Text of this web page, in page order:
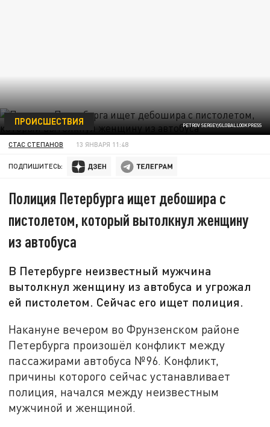
PETROV SERGEY/GLOBALLOOKPRESS
ПРОИСШЕСТВИЯ
СТАС СТЕПАНОВ 13 ЯНВАРЯ 11:48
ПОДПИШИТЕСЬ:
Полиция Петербурга ищет дебошира с
пистолетом, который вытолкнул женщину
из автобуса
В Петербурге неизвестный мужчина
вытолкнул женщину из автобуса и угрожал
ей пистолетом. Сейчас его ищет полиция.
Накануне вечером во Фрунзенском районе
Петербурга произошёл конфликт между
пассажирами автобуса №96. Конфликт,
причины которого сейчас устанавливает
полиция, начался между неизвестным
мужчиной и женщиной.